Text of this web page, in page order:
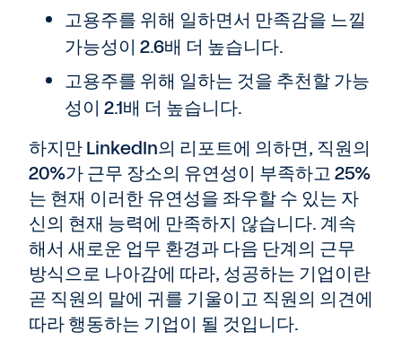
고용주를 위해 일하면서 만족감을 느낄
가능성이 2.6배 더 높습니다.
고용주를 위해 일하는 것을 추천할 가능
성이 2.1배 더 높습니다.
하지만 LinkedIn의 리포트에 의하면, 직원의
20%가 근무 장소의 유연성이 부족하고 25%
는 현재 이러한 유연성을 좌우할 수 있는 자
신의 현재 능력에 만족하지 않습니다. 계속
해서 새로운 업무 환경과 다음 단계의 근무
방식으로 나아감에 따라, 성공하는 기업이란
곧 직원의 말에 귀를 기울이고 직원의 의견에
따라 행동하는 기업이 될 것입니다.